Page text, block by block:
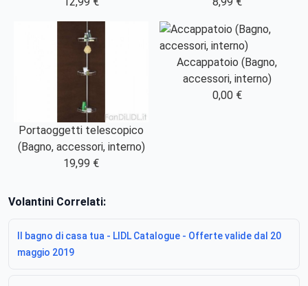
Portaoggetti telescopico
(Bagno, accessori, interno)
19,99 €
Accappatoio (Bagno,
accessori, interno)
0,00 €
Volantini Correlati:
Il bagno di casa tua - LIDL Catalogue - Offerte valide dal 20
maggio 2019